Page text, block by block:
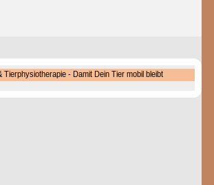
Tierphysiotherapie - Damit Dein Tier mobil bleibt